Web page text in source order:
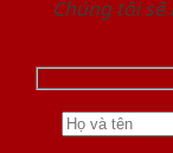
Chúng tôi